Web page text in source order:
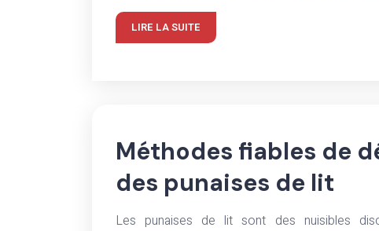
LIRE LA SUITE
Méthodes fiables de
des punaises de lit
Les punaises de lit sont des nuisibles